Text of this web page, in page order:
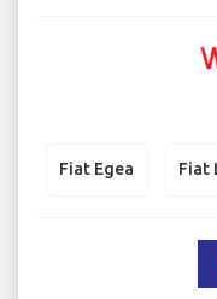
Fiat Egea Fiat